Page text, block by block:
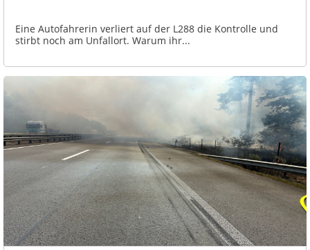
Eine Autofahrerin verliert auf der L288 die Kontrolle und
stirbt noch am Unfallort. Warum ihr...